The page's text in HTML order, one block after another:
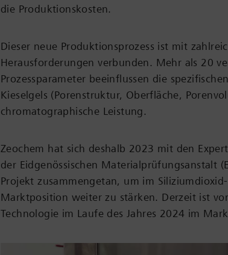
die Produktionskosten.
Dieser neue Produktionsprozess ist mit
Herausforderungen verbunden. Mehr als 20
Prozessparameter beeinflussen die
Kieselgels (Porenstruktur, Oberfläche,
chromatographische Leistung.
Zeochem hat sich deshalb 2023 mit den
der Eidgenössischen Materialprüfungsanstalt
Projekt zusammengetan, um im
Marktposition weiter zu stärken. Derzeit ist
Technologie im Laufe des Jahres 2024 im